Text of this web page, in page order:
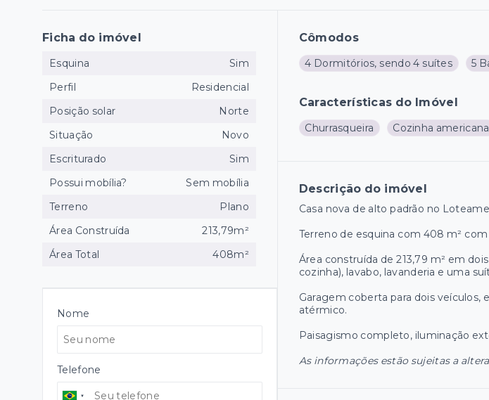
Cômodos
4 Dormitórios, sendo 4 suítes 5
Características do Imóvel
Churrasqueira Cozinha americana
Descrição do imóvel
Casa nova de alto padrão no
Terreno de esquina com 408 m²
Área construída de 213,79 m² em
cozinha), lavabo, lavanderia e uma
Garagem coberta para dois veículos,
atérmico.
Paisagismo completo, iluminação
As informações estão sujeitas a
Ficha do imóvel
Esquina
Sim
Perfil
Residencial
Posição solar
Norte
Situação
Novo
Escriturado
Sim
Possui mobília?
Sem mobília
Terreno
Plano
Área Construída
213,79m²
Área Total
408m²
Nome
Telefone